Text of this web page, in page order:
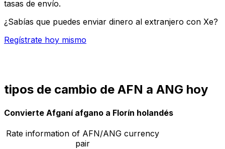
tasas de envío.
¿Sabías que puedes enviar dinero al extranjero con Xe?
Regístrate hoy mismo
tipos de cambio de AFN a ANG hoy
Convierte Afganí afgano a Florín holandés
Rate information of AFN/ANG currency
pair